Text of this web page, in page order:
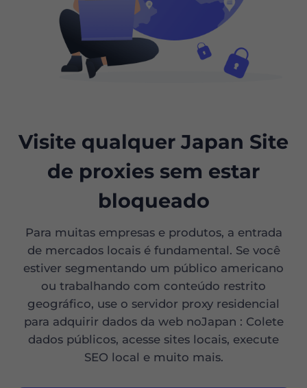
Visite qualquer Japan Site
de proxies sem estar
bloqueado
Para muitas empresas e produtos, a entrada
de mercados locais é fundamental. Se você
estiver segmentando um público americano
ou trabalhando com conteúdo restrito
geográfico, use o servidor proxy residencial
para adquirir dados da web noJapan : Colete
dados públicos, acesse sites locais, execute
SEO local e muito mais.